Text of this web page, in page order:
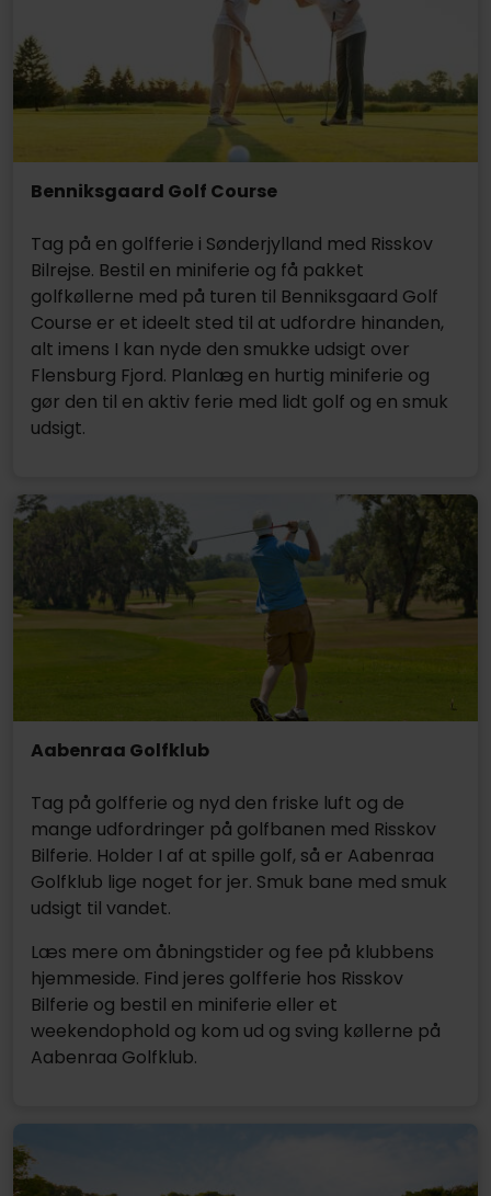
Benniksgaard Golf Course
Tag på en golfferie i Sønderjylland med Risskov
Bilrejse. Bestil en miniferie og få pakket
golfkøllerne med på turen til Benniksgaard Golf
Course er et ideelt sted til at udfordre hinanden,
alt imens I kan nyde den smukke udsigt over
Flensburg Fjord. Planlæg en hurtig miniferie og
gør den til en aktiv ferie med lidt golf og en smuk
udsigt.
Aabenraa Golfklub
Tag på golfferie og nyd den friske luft og de
mange udfordringer på golfbanen med Risskov
Bilferie. Holder I af at spille golf, så er Aabenraa
Golfklub lige noget for jer. Smuk bane med smuk
udsigt til vandet.
Læs mere om åbningstider og fee på klubbens
hjemmeside. Find jeres golfferie hos Risskov
Bilferie og bestil en miniferie eller et
weekendophold og kom ud og sving køllerne på
Aabenraa Golfklub.